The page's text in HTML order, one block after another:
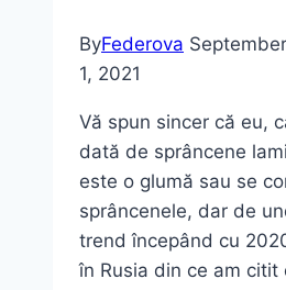
ByFederova
1, 2021
Vă spun sincer că eu,
dată de sprâncene
este o glumă sau se
sprâncenele, dar de
trend începând cu
în Rusia din ce am